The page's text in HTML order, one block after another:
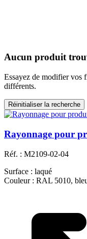
Aucun produit
Essayez de modifier vos
différents.
Réinitialiser la recherche
Rayonnage pour
Réf. : M2109-02-04
Surface : laqué
Couleur : RAL 5010,